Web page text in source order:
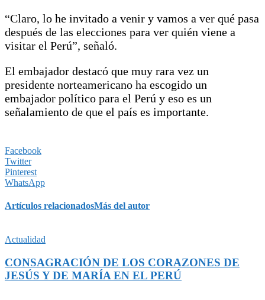
“Claro, lo he invitado a venir y vamos a ver qué pasa
después de las elecciones para ver quién viene a
visitar el Perú”, señaló.
El embajador destacó que muy rara vez un
presidente norteamericano ha escogido un
embajador político para el Perú y eso es un
señalamiento de que el país es importante.
Facebook
Twitter
Pinterest
WhatsApp
Artículos relacionadosMás del autor
Actualidad
CONSAGRACIÓN DE LOS CORAZONES DE
JESÚS Y DE MARÍA EN EL PERÚ